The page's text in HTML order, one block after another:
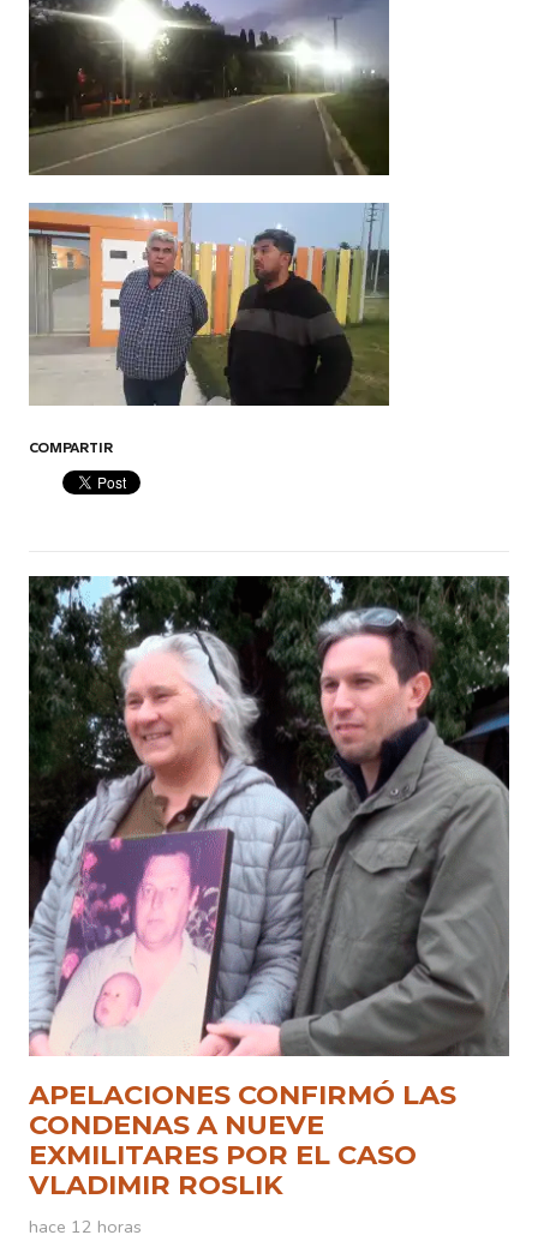
COMPARTIR
APELACIONES CONFIRMÓ LAS
CONDENAS A NUEVE
EXMILITARES POR EL CASO
VLADIMIR ROSLIK
hace 12 horas